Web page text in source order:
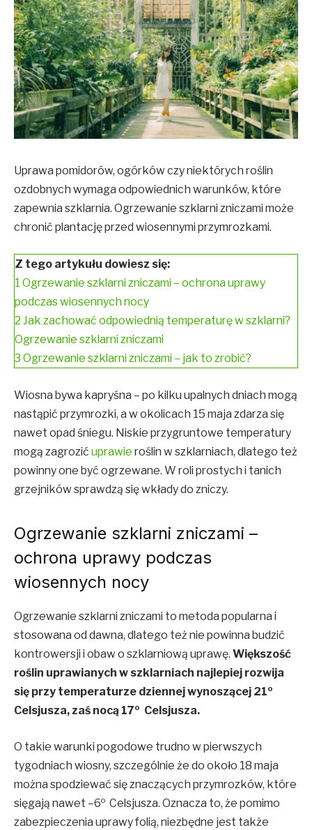
Uprawa pomidorów, ogórków czy niektórych roślin
ozdobnych wymaga odpowiednich warunków, które
zapewnia szklarnia. Ogrzewanie szklarni zniczami może
chronić plantację przed wiosennymi przymrozkami.
Z tego artykułu dowiesz się:
1 Ogrzewanie szklarni zniczami – ochrona uprawy
podczas wiosennych nocy
2 Jak zachować odpowiednią temperaturę w szklarni?
Ogrzewanie szklarni zniczami
3 Ogrzewanie szklarni zniczami – jak to zrobić?
Wiosna bywa kapryśna – po kilku upalnych dniach mogą
nastąpić przymrozki, a w okolicach 15 maja zdarza się
nawet opad śniegu. Niskie przygruntowe temperatury
mogą zagrozić uprawie roślin w szklarniach, dlatego też
powinny one być ogrzewane. W roli prostych i tanich
grzejników sprawdzą się wkłady do zniczy.
Ogrzewanie szklarni zniczami –
ochrona uprawy podczas
wiosennych nocy
Ogrzewanie szklarni zniczami to metoda popularna i
stosowana od dawna, dlatego też nie powinna budzić
kontrowersji i obaw o szklarniową uprawę. Większość
roślin uprawianych w szklarniach najlepiej rozwija
się przy temperaturze dziennej wynoszącej 21o
Celsjusza, zaś nocą 17o Celsjusza.
O takie warunki pogodowe trudno w pierwszych
tygodniach wiosny, szczególnie że do około 18 maja
można spodziewać się znaczących przymrozków, które
sięgają nawet –6o Celsjusza. Oznacza to, że pomimo
zabezpieczenia uprawy folią, niezbędne jest także